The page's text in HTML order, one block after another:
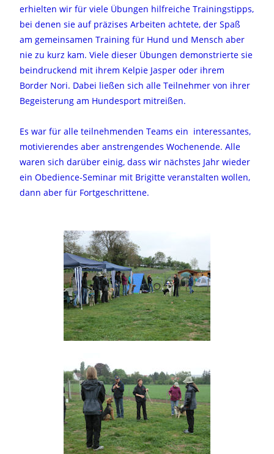
erhielten wir für viele Übungen hilfreiche Trainingstipps,
bei denen sie auf präzises Arbeiten achtete, der Spaß
am gemeinsamen Training für Hund und Mensch aber
nie zu kurz kam. Viele dieser Übungen demonstrierte sie
beindruckend mit ihrem Kelpie Jasper oder ihrem
Border Nori. Dabei ließen sich alle Teilnehmer von ihrer
Begeisterung am Hundesport mitreißen.
Es war für alle teilnehmenden Teams ein interessantes,
motivierendes aber anstrengendes Wochenende. Alle
waren sich darüber einig, dass wir nächstes Jahr wieder
ein Obedience-Seminar mit Brigitte veranstalten wollen,
dann aber für Fortgeschrittene.